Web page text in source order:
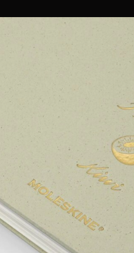
ショ
スマート
ツール
トブック
ティング・シス
スマートスマート
ービス
イアリー
トブック
ブックチャーム
ポレートギフト
ンバーシップ
マニフェスト
創造性
ー登録
ー: 次回のご購入時に10% オ
ナライズの2冊ご購入で1冊無
: 1回限りの割引（1ヶ月有効）
: 新作コレクションへの先行ア
報: 会員限定の特別サプライズ
アクセス: お得な情報をいち早
イベント: 優先アクセス
: 1ヶ月間
The Original Notebook クラシッ